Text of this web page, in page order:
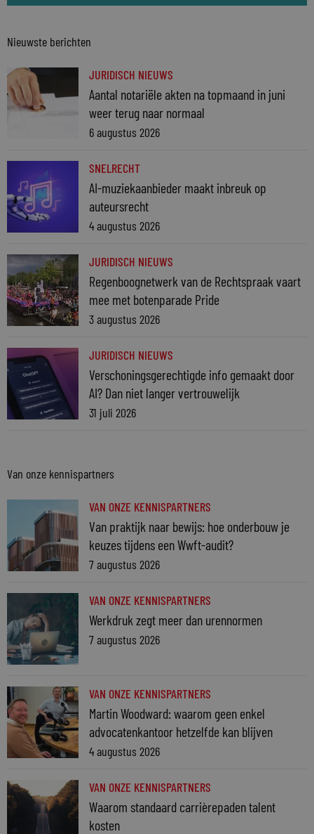
Nieuwste berichten
JURIDISCH NIEUWS
Aantal notariële akten na topmaand in juni
weer terug naar normaal
6 augustus 2026
SNELRECHT
AI-muziekaanbieder maakt inbreuk op
auteursrecht
4 augustus 2026
JURIDISCH NIEUWS
Regenboognetwerk van de Rechtspraak vaart
mee met botenparade Pride
3 augustus 2026
JURIDISCH NIEUWS
Verschoningsgerechtigde info gemaakt door
AI? Dan niet langer vertrouwelijk
31 juli 2026
Van onze kennispartners
VAN ONZE KENNISPARTNERS
Van praktijk naar bewijs: hoe onderbouw je
keuzes tijdens een Wwft-audit?
7 augustus 2026
VAN ONZE KENNISPARTNERS
Werkdruk zegt meer dan urennormen
7 augustus 2026
VAN ONZE KENNISPARTNERS
Martin Woodward: waarom geen enkel
advocatenkantoor hetzelfde kan blijven
4 augustus 2026
VAN ONZE KENNISPARTNERS
Waarom standaard carrièrepaden talent
kosten